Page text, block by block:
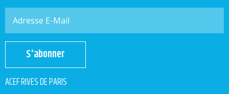
S'abonner
ACEF RIVES DE PARIS